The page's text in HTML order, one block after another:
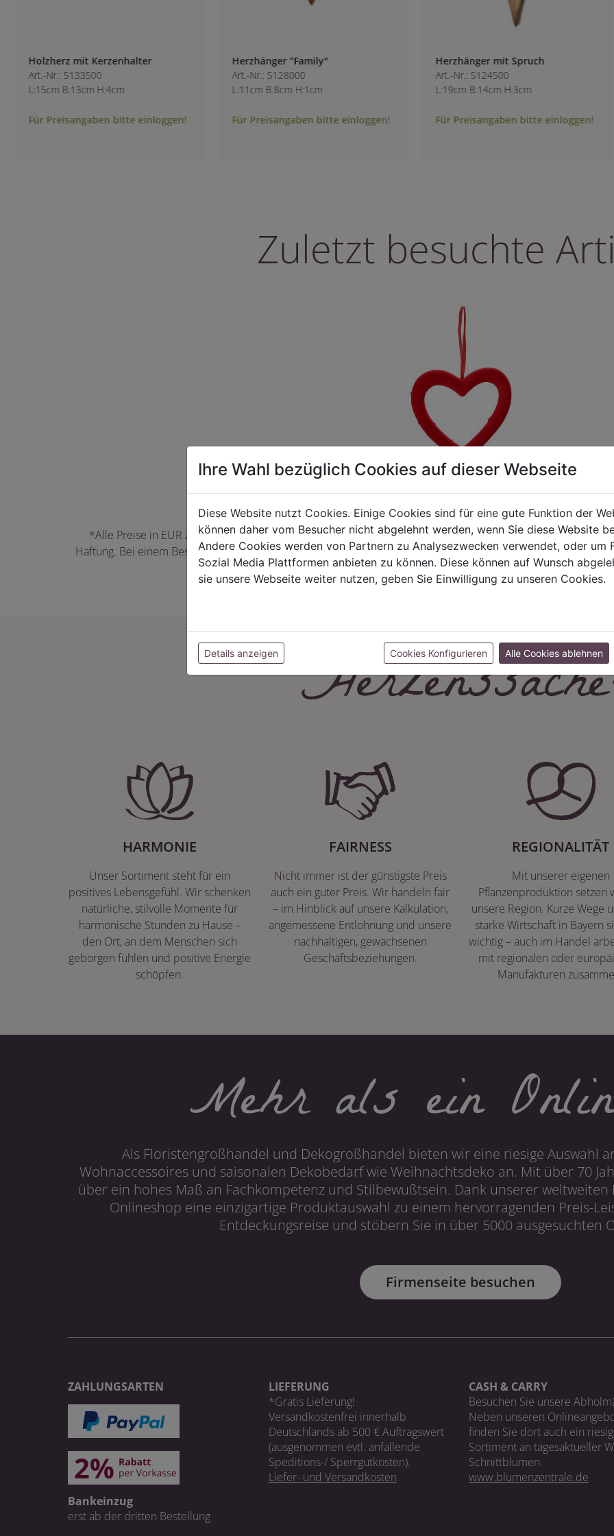
Holzherz mit Kerzenhalter
Art.-Nr.: 5133500
L:15cm B:13cm H:4cm
Für Preisangaben bitte einloggen!
Herzhänger "Family"
Art.-Nr.: 5128000
L:11cm B:8cm H:1cm
Für Preisangaben bitte einloggen!
Herzhänger mit Spruch
Art.-Nr.: 5124500
L:19cm B:14cm H:3cm
Für Preisangaben bitte einloggen!
Zuletzt besuchte
*Alle Preise in EUR zzgl. der jeweils gültigen Mehrwertsteuer und Versandkosten. Für Irrtümer und
Haftung. Bei einem Bestellwert unter 50,00 EUR behalten wir uns die Berechnung eines
können Farbabweichungen zwischen der Bildschirmdarstellung und dem
HARMONIE
Unser Sortiment steht für ein
positives Lebensgefühl. Wir schenken
natürliche, stilvolle Momente für
harmonische Stunden zu Hause –
den Ort, an dem Menschen sich
geborgen fühlen und positive Energie
schöpfen.
FAIRNESS
Nicht immer ist der günstigste Preis
auch ein guter Preis. Wir handeln fair
– im Hinblick auf unsere Kalkulation,
angemessene Entlohnung und unsere
nachhaltigen, gewachsenen
Geschäftsbeziehungen.
REGIONALITÄT
Mit unserer eigenen
Pflanzenproduktion setzen
unsere Region. Kurze Wege
starke Wirtschaft in Bayern
wichtig – auch im Handel
mit regionalen oder
Manufakturen
Mehr als ein
Als Floristengroßhandel und Dekogroßhandel bieten wir eine riesige Auswahl
Wohnaccessoires und saisonalen Dekobedarf wie Weihnachtsdeko an. Mit über 70
über ein hohes Maß an Fachkompetenz und Stilbewußtsein. Dank unserer
Onlineshop eine einzigartige Produktauswahl zu einem hervorragenden Preis-
Entdeckungsreise und stöbern Sie in über 5000 ausgesuchten
Firmenseite besuchen
ZAHLUNGSARTEN
Bankeinzug
erst ab der dritten Bestellung
LIEFERUNG
*Gratis Lieferung!
Versandkostenfrei innerhalb
Deutschlands ab 500 € Auftragswert
(ausgenommen evtl. anfallende
Speditions-/ Sperrgutkosten).
Liefer- und Versandkosten
CASH & CARRY
Besuchen Sie unsere
Neben unseren
finden Sie dort auch ein
Sortiment an tagesaktueller
Schnittblumen.
www.blumenzentrale.de
Ihre Wahl bezüglich Cookies auf dieser Webseite
Diese Website nutzt Cookies. Einige Cookies sind für eine gute Funktion der
können daher vom Besucher nicht abgelehnt werden, wenn Sie diese Website
Andere Cookies werden von Partnern zu Analysezwecken verwendet, oder um
Sozial Media Plattformen anbieten zu können. Diese können auf Wunsch
sie unsere Webseite weiter nutzen, geben Sie Einwilligung zu unseren Cookies.
Details anzeigen Cookies Konfigurieren Alle Cookies ablehnen